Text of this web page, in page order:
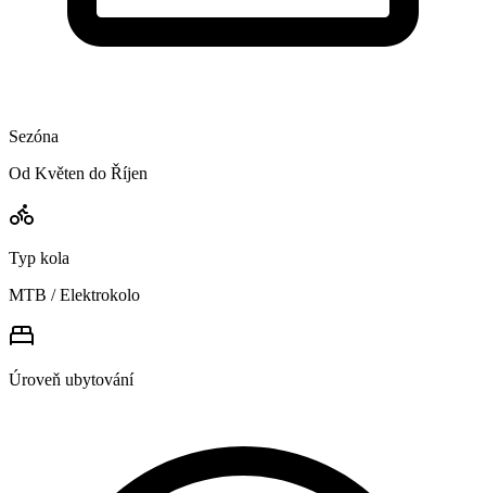
Sezóna
Od Květen do Říjen
Typ kola
MTB / Elektrokolo
Úroveň ubytování